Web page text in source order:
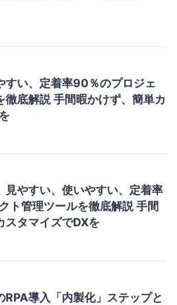
すい、定着率90％のプロジェ
徹底解説 手間暇かけず、簡単カ
見やすい、使いやすい、定着率
ト管理ツールを徹底解説 手間
スタマイズでDXを
RPA導入「内製化」ステップと